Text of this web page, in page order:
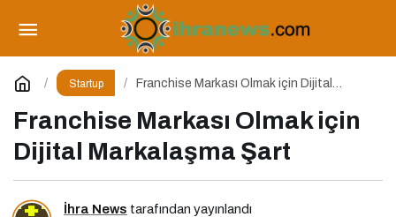
Startup
Franchise Markası Olmak için Dijital
Franchise Markası Olmak için
Dijital Markalaşma Şart
İhra News tarafından yayınlandı
İstanbul Üniversitesi’nde Yeni Medya ve
Dergicilik Konuşuldu
Yorum Yap